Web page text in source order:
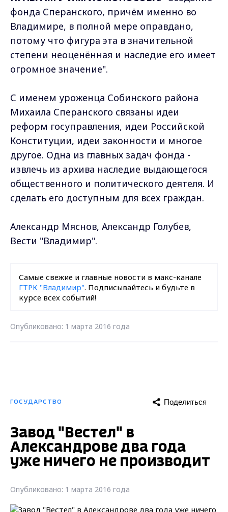
фонда Сперанского, причём именно во
Владимире, в полной мере оправдано,
потому что фигура эта в значительной
степени неоценённая и наследие его имеет
огромное значение".
С именем уроженца Собинского района
Михаила Сперанского связаны идеи
реформ госуправления, идеи Российской
Конституции, идеи законности и многое
другое. Одна из главных задач фонда -
извлечь из архива наследие выдающегося
общественного и политического деятеля. И
сделать его доступным для всех граждан.
Александр Мяснов, Александр Голубев,
Вести "Владимир".
Самые свежие и главные новости в макс-канале
ГТРК "Владимир". Подписывайтесь и будьте в
курсе всех событий!
Опубликовано: 1 марта 2016 года
ГОСУДАРСТВО Поделиться
Завод "Вестел" в
Александрове два года
уже ничего не производит
Опубликовано: 1 марта 2016 года